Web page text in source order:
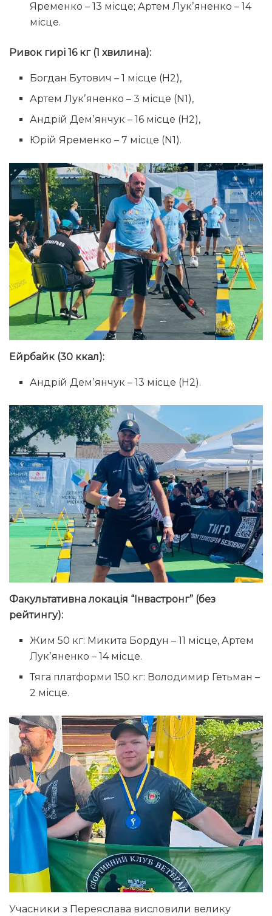
Яременко – 13 місце; Артем Лукʼяненко – 14
місце.
Ривок гирі 16 кг (1 хвилина):
Богдан Бутович – 1 місце (Н2),
Артем Лукʼяненко – 3 місце (N1),
Андрій Демʼянчук – 16 місце (Н2),
Юрій Яременко – 7 місце (N1).
Ейрбайк (30 ккал):
Андрій Демʼянчук – 13 місце (Н2).
Факультативна локація “Інвастронг” (без
рейтингу):
Жим 50 кг: Микита Бордун – 11 місце, Артем
Лукʼяненко – 14 місце.
Тяга платформи 150 кг: Володимир Гетьман –
2 місце.
Учасники з Переяслава висловили велику